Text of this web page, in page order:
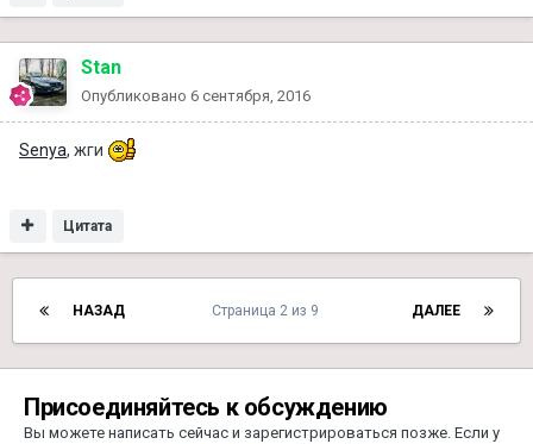
Stan
Опубликовано 6 сентября, 2016
Senya, жги
Цитата
НАЗАД ДАЛЕЕ
Страница 2 из 9
Присоединяйтесь к обсуждению
Вы можете написать сейчас и зарегистрироваться позже. Если у